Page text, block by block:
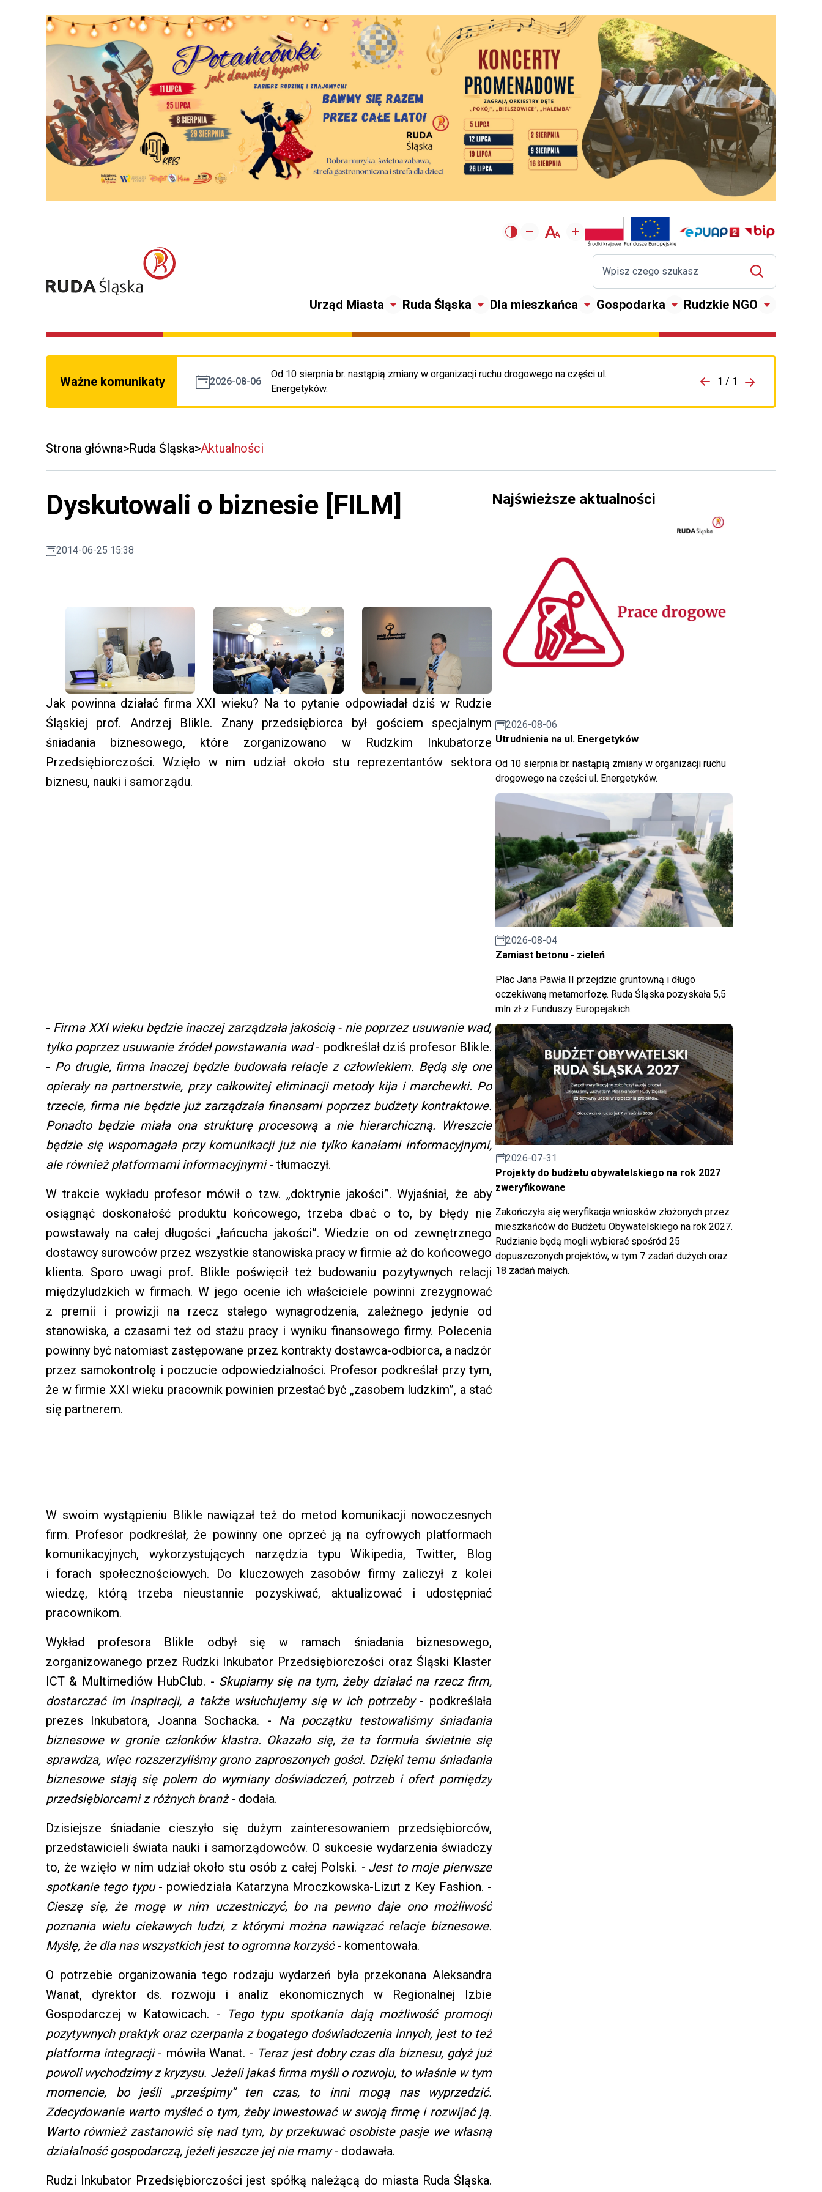
Urząd Miasta Ruda Śląska Dla mieszkańca Gospodarka Rudzkie NGO
Ważne komunikaty 2026-08-06
Od 10 sierpnia br. nastąpią zmiany w organizacji ruchu drogowego na części ul.
Energetyków.
Przejdź do porzpedniego komunikatu 1 / 1
Przejdź do
Strona główna Ruda Śląska Aktualności
Dyskutowali o biznesie [FILM]
2014-06-25 15:38
Jak powinna działać firma XXI wieku? Na to pytanie odpowiadał dziś w Rudzie
Śląskiej prof. Andrzej Blikle. Znany przedsiębiorca był gościem specjalnym
śniadania biznesowego, które zorganizowano w Rudzkim Inkubatorze
Przedsiębiorczości. Wzięło w nim udział około stu reprezentantów sektora
biznesu, nauki i samorządu.
- Firma XXI wieku będzie inaczej zarządzała jakością - nie poprzez usuwanie wad,
tylko poprzez usuwanie źródeł powstawania wad- podkreślał dziś profesor Blikle.
- Po drugie, firma inaczej będzie budowała relacje z człowiekiem. Będą się one
opierały na partnerstwie, przy całkowitej eliminacji metody kija i marchewki. Po
trzecie, firma nie będzie już zarządzała finansami poprzez budżety kontraktowe.
Ponadto będzie miała ona strukturę procesową a nie hierarchiczną. Wreszcie
będzie się wspomagała przy komunikacji już nie tylko kanałami informacyjnymi,
ale również platformami informacyjnymi- tłumaczył.
W trakcie wykładu profesor mówił o tzw. „doktrynie jakości”. Wyjaśniał, że aby
osiągnąć doskonałość produktu końcowego, trzeba dbać o to, by błędy nie
powstawały na całej długości „łańcucha jakości”. Wiedzie on od zewnętrznego
dostawcy surowców przez wszystkie stanowiska pracy w firmie aż do końcowego
klienta. Sporo uwagi prof. Blikle poświęcił też budowaniu pozytywnych relacji
międzyludzkich w firmach. W jego ocenie ich właściciele powinni zrezygnować
z premii i prowizji na rzecz stałego wynagrodzenia, zależnego jedynie od
stanowiska, a czasami też od stażu pracy i wyniku finansowego firmy. Polecenia
powinny być natomiast zastępowane przez kontrakty dostawca-odbiorca, a nadzór
przez samokontrolę i poczucie odpowiedzialności. Profesor podkreślał przy tym,
że w firmie XXI wieku pracownik powinien przestać być „zasobem ludzkim”, a stać
się partnerem.
W swoim wystąpieniu Blikle nawiązał też do metod komunikacji nowoczesnych
firm. Profesor podkreślał, że powinny one oprzeć ją na cyfrowych platformach
komunikacyjnych, wykorzystujących narzędzia typu Wikipedia, Twitter, Blog
i forach społecznościowych. Do kluczowych zasobów firmy zaliczył z kolei
wiedzę, którą trzeba nieustannie pozyskiwać, aktualizować i udostępniać
pracownikom.
Wykład profesora Blikle odbył się w ramach śniadania biznesowego,
zorganizowanego przez Rudzki Inkubator Przedsiębiorczości orazŚląski Klaster
ICT & Multimediów HubClub. - Skupiamy się na tym, żeby działać na rzecz firm,
dostarczać im inspiracji, a także wsłuchujemy się w ich potrzeby- podkreślała
prezes Inkubatora, Joanna Sochacka. - Na początku testowaliśmy śniadania
biznesowe w gronie członków klastra. Okazało się, że ta formuła świetnie się
sprawdza, więc rozszerzyliśmy grono zaproszonych gości. Dzięki temu śniadania
biznesowe stają się polem do wymiany doświadczeń, potrzeb i ofert pomiędzy
przedsiębiorcami z różnych branż - dodała.
Dzisiejsze śniadanie cieszyło się dużym zainteresowaniem przedsiębiorców,
przedstawicieli świata nauki i samorządowców. O sukcesie wydarzenia świadczy
to, że wzięło w nim udział około stu osób z całej Polski. - Jest to moje pierwsze
spotkanie tego typu- powiedziała Katarzyna Mroczkowska-Lizut z Key Fashion. -
Cieszę się, że mogę w nim uczestniczyć, bo na pewno daje ono możliwość
poznania wielu ciekawych ludzi, z którymi można nawiązać relacje biznesowe.
Myślę, że dla nas wszystkich jest to ogromna korzyść- komentowała.
O potrzebie organizowania tego rodzaju wydarzeń była przekonana Aleksandra
Wanat, dyrektor ds. rozwoju i analiz ekonomicznych w Regionalnej Izbie
Gospodarczej w Katowicach. -
Tego typu spotkania dają możliwość promocji
pozytywnych praktyk oraz czerpania z bogatego doświadczenia innych, jest to też
platforma integracji- mówiła Wanat. - Teraz jest dobry czas dla biznesu, gdyż już
powoli wychodzimy z kryzysu. Jeżeli jakaś firma myśli o rozwoju, to właśnie w tym
momencie, bo jeśli „prześpimy” ten czas, to inni mogą nas wyprzedzić.
Zdecydowanie warto myśleć o tym, żeby inwestować w swoją firmę i rozwijać ją.
Warto również zastanowić się nad tym, by przekuwać osobiste pasje we własną
działalność gospodarczą, jeżeli jeszcze jej nie mamy- dodawała.
Rudzi Inkubator Przedsiębiorczości jest spółką należącą do miasta Ruda Śląska.
Najświeższe aktualności
2026-08-06
Utrudnienia na ul. Energetyków
Od 10 sierpnia br. nastąpią zmiany w organizacji ruchu
drogowego na części ul. Energetyków.
2026-08-04
Zamiast betonu - zieleń
Plac Jana Pawła II przejdzie gruntowną i długo
oczekiwaną metamorfozę. Ruda Śląska pozyskała 5,5
mln zł z Funduszy Europejskich.
2026-07-31
Projekty do budżetu obywatelskiego na rok 2027
zweryfikowane
Zakończyła się weryfikacja wniosków złożonych przez
mieszkańców do Budżetu Obywatelskiego na rok 2027.
Rudzianie będą mogli wybierać spośród 25
dopuszczonych projektów, w tym 7 zadań dużych oraz
18 zadań małych.